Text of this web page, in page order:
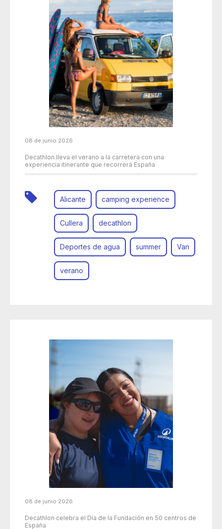
08 de junio 2026
Decathlon lleva el verano a la carretera con una
experiencia itinerante que recorrerá España
Alicante camping experience
Cullera decathlon
Deportes de agua summer Van
verano
08 de junio 2026
Decathlon celebra el Día de la Fundación en 50 centros de
España